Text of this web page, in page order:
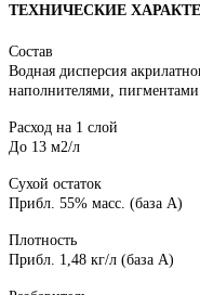
ТЕХНИЧЕСКИЕ
Состав
Водная дисперсия
наполнителями,
Расход на 1 слой
До 13 м2/л
Сухой остаток
Прибл. 55% масс. (база А)
Плотность
Прибл. 1,48 кг/л (база А)